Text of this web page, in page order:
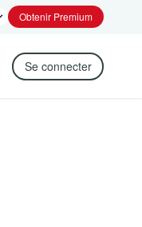
Obtenir Premium
Se connecter